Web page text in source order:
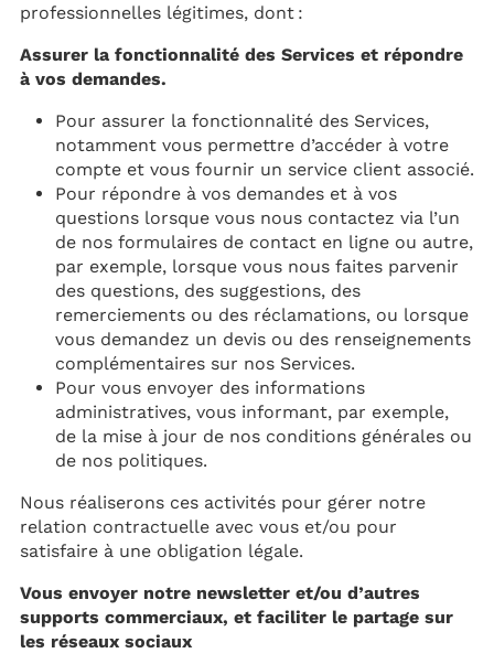
professionnelles légitimes, dont :
Assurer la fonctionnalité des Services et répondre
à vos demandes.
Pour assurer la fonctionnalité des Services,
notamment vous permettre d’accéder à votre
compte et vous fournir un service client associé.
Pour répondre à vos demandes et à vos
questions lorsque vous nous contactez via l’un
de nos formulaires de contact en ligne ou autre,
par exemple, lorsque vous nous faites parvenir
des questions, des suggestions, des
remerciements ou des réclamations, ou lorsque
vous demandez un devis ou des renseignements
complémentaires sur nos Services.
Pour vous envoyer des informations
administratives, vous informant, par exemple,
de la mise à jour de nos conditions générales ou
de nos politiques.
Nous réaliserons ces activités pour gérer notre
relation contractuelle avec vous et/ou pour
satisfaire à une obligation légale.
Vous envoyer notre newsletter et/ou d’autres
supports commerciaux, et faciliter le partage sur
les réseaux sociaux